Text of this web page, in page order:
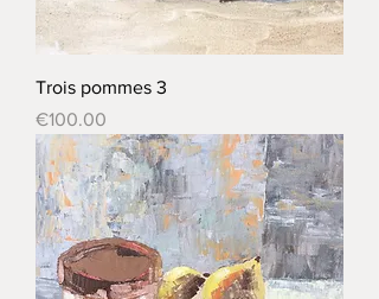
Trois pommes 3
Price
€100.00